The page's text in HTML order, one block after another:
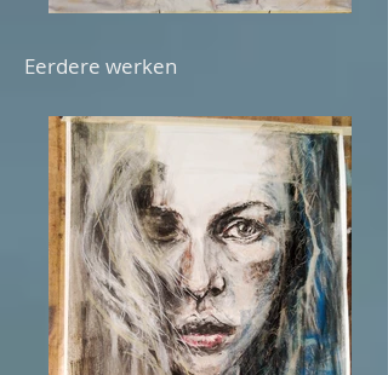
Eerdere werken